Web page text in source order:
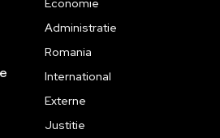
Economie
Administratie
Romania
International
Externe
Justitie